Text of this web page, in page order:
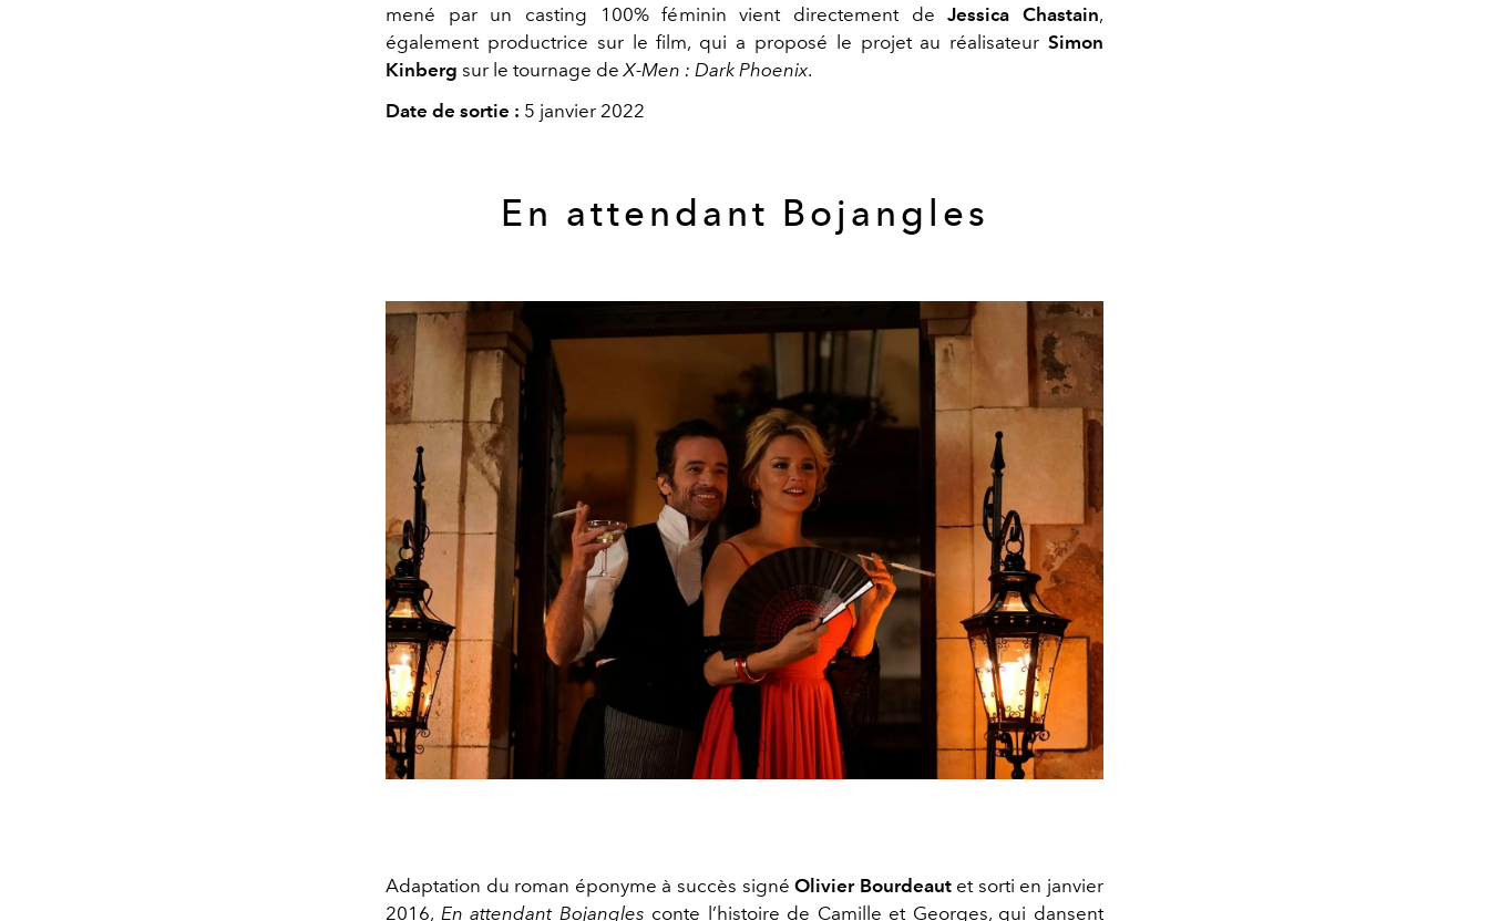
mené par un casting 100% féminin vient directement deJessica Chastain,
également productrice sur le film, qui a proposé le projet au réalisateur Simon
Kinberg sur le tournage deX-Men : Dark Phoenix.
Date de sortie : 5 janvier 2022
En attendant Bojangles
Adaptation du roman éponyme à succès signéOlivier Bourdeaut et sorti en janvier
2016, En attendant Bojangles conte l’histoire de Camille et Georges, qui dansent